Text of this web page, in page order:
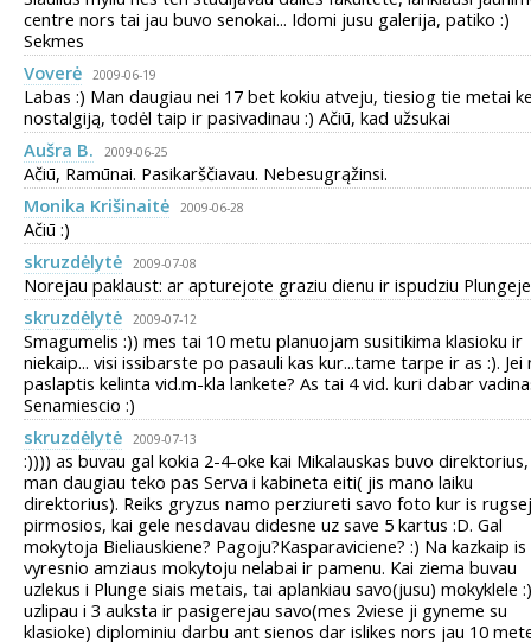
centre nors tai jau buvo senokai... Idomi jusu galerija, patiko :)
Sekmes
Voverė
2009-06-19
Labas :) Man daugiau nei 17 bet kokiu atveju, tiesiog tie metai
nostalgiją, todėl taip ir pasivadinau :) Ačiū, kad užsukai
Aušra B.
2009-06-25
Ačiū, Ramūnai. Pasikarščiavau. Nebesugrąžinsi.
Monika Krišinaitė
2009-06-28
Ačiū :)
skruzdėlytė
2009-07-08
Norejau paklaust: ar apturejote graziu dienu ir ispudziu
skruzdėlytė
2009-07-12
Smagumelis :)) mes tai 10 metu planuojam susitikima klasioku ir
niekaip... visi issibarste po pasauli kas kur...tame tarpe ir as :). Jei
paslaptis kelinta vid.m-kla lankete? As tai 4 vid. kuri dabar
Senamiescio :)
skruzdėlytė
2009-07-13
:)))) as buvau gal kokia 2-4-oke kai Mikalauskas buvo direktorius,
man daugiau teko pas Serva i kabineta eiti( jis mano laiku
direktorius). Reiks gryzus namo perziureti savo foto kur is
pirmosios, kai gele nesdavau didesne uz save 5 kartus :D. Gal
mokytoja Bieliauskiene? Pagoju?Kasparaviciene? :) Na kazkaip
vyresnio amziaus mokytoju nelabai ir pamenu. Kai ziema buvau
uzlekus i Plunge siais metais, tai aplankiau savo(jusu) mokyklele :)
uzlipau i 3 auksta ir pasigerejau savo(mes 2viese ji gyneme su
klasioke) diplominiu darbu ant sienos dar islikes nors jau 10